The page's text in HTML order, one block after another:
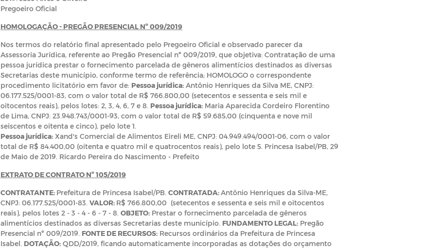
Pregoeiro Oficial
HOMOLOGAÇÃO - PREGÃO PRESENCIAL Nº 009/2019
Nos termos do relatório final apresentado pelo Pregoeiro Oficial e observado parecer da
Assessoria Jurídica, referente ao Pregão Presencial nº 009/2019, que objetiva: Contratação de uma
pessoa jurídica prestar o fornecimento parcelada de gêneros alimentícios destinados as diversas
Secretarias deste município, conforme termo de referência; HOMOLOGO o correspondente
procedimento licitatório em favor de: Pessoa jurídica:Antônio Henriques da Silva ME, CNPJ:
06.177.525/0001-83, com o valor total de R$ 766.800,00 (setecentos e sessenta e seis mil e
oitocentos reais), pelos lotes: 2, 3, 4, 6, 7 e 8. Pessoa jurídica:Maria Aparecida Cordeiro Florentino
de Lima, CNPJ: 23.948.743/0001-93, com o valor total de R$ 59.685,00 (cinquenta e nove mil
seiscentos e oitenta e cinco), pelo lote 1.
Pessoa jurídica:Xand's Comercial de Alimentos Eireli ME, CNPJ: 04.949.494/0001-06, com o valor
total de R$ 84.400,00 (oitenta e quatro mil e quatrocentos reais), pelo lote 5. Princesa Isabel/PB, 29
de Maio de 2019. Ricardo Pereira do Nascimento - Prefeito
EXTRATO DE CONTRATO Nº 105/2019
CONTRATANTE: Prefeitura de Princesa Isabel/PB. CONTRATADA:Antônio Henriques da Silva-ME,
CNPJ: 06.177.525/0001-83. VALOR: R$ 766.800,00 (setecentos e sessenta e seis mil e oitocentos
reais), pelos lotes 2 - 3 - 4 - 6 - 7 - 8. OBJETO:Prestar o fornecimento parcelada de gêneros
alimentícios destinados as diversas Secretarias deste município. FUNDAMENTO LEGAL:Pregão
Presencial nº 009/2019. FONTE DE RECURSOS:Recursos ordinários da Prefeitura de Princesa
Isabel. DOTAÇÃO:QDD/2019, ficando automaticamente incorporadas as dotações do orçamento